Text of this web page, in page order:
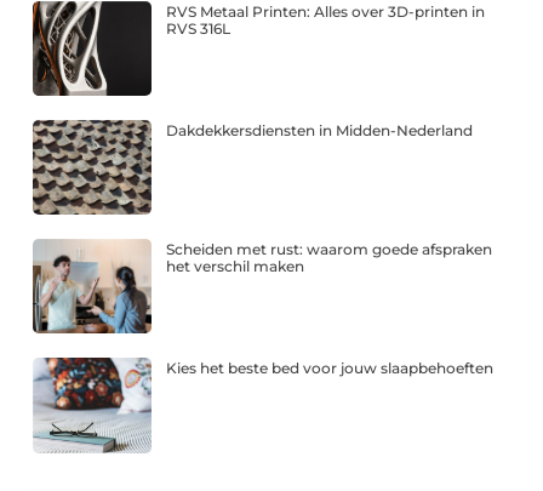
RVS Metaal Printen: Alles over 3D-printen in
RVS 316L
Dakdekkersdiensten in Midden-Nederland
Scheiden met rust: waarom goede afspraken
het verschil maken
Kies het beste bed voor jouw slaapbehoeften